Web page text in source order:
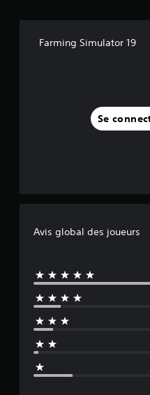
Farming Simulator 19
Se
Avis global des joueurs